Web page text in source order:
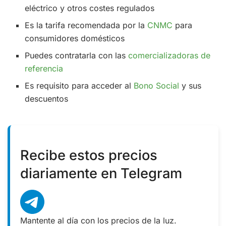
eléctrico y otros costes regulados
Es la tarifa recomendada por la CNMC para
consumidores domésticos
Puedes contratarla con lascomercializadoras de
referencia
Es requisito para acceder al Bono Social y sus
descuentos
Recibe estos precios
diariamente en Telegram
Mantente al día con los precios de la luz.